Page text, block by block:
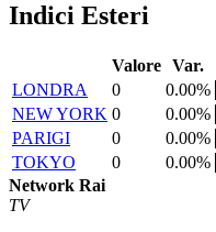
Indici Esteri
Valore Var.
LONDRA
0
0.00%
NEW YORK 0
0.00%
PARIGI
0
0.00%
TOKYO
0
0.00%
Network Rai
TV